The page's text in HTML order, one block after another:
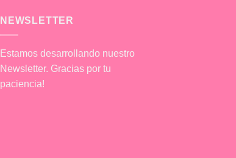
NEWSLETTER
Estamos desarrollando nuestro
Newsletter. Gracias por tu
paciencia!